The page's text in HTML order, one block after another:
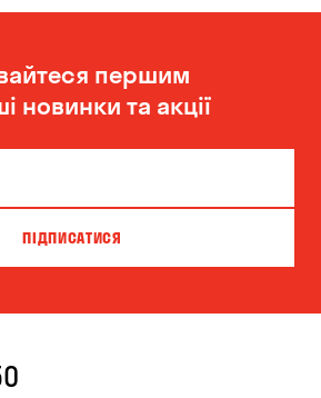
першим
новинки та акції
ПІДПИСАТИСЯ